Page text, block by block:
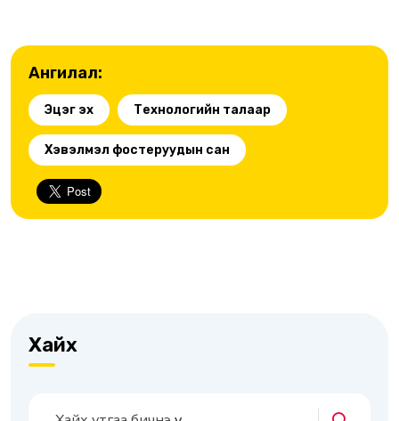
Ангилал:
Эцэг эх Технологийн талаар
Хэвэлмэл фостеруудын сан
Хайх